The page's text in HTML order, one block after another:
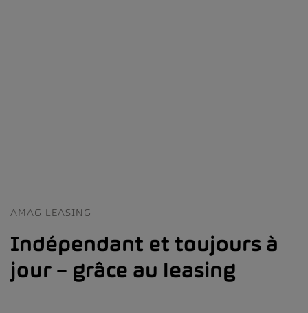
AMAG LEASING
Indépendant et toujours à
jour – grâce au leasing